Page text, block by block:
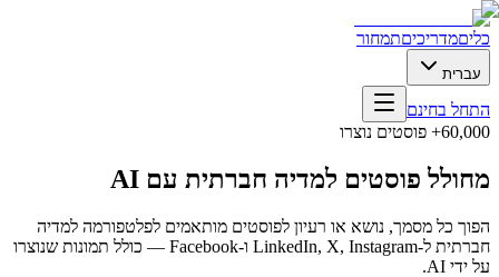
כליםמדריכיםתמחור
עברית
התחל בחינם
60,000+ פוסטים נוצרו
מחולל פוסטים למדיה חברתית עם AI
הפוך כל מסמך, נושא או רעיון לפוסטים מותאמים לפלטפורמה למדיה
חברתית ל-LinkedIn, X, Instagram ו-Facebook — כולל תמונות שנוצרו
על ידי AI.